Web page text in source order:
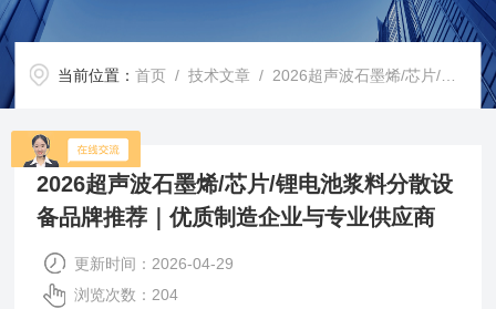
当前位置：首页 /技术文章 / 2026超声波石墨烯/芯片/锂电池浆料分散设备品牌推荐｜优质制造企业与专业供应商
2026超声波石墨烯/芯片/锂电池浆料分散设
备品牌推荐｜优质制造企业与专业供应商
更新时间：2026-04-29
浏览次数：204